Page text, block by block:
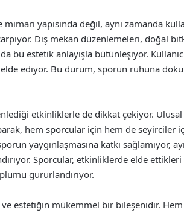
yapısında değil, aynı zamanda
Dış mekan düzenlemeleri, doğal
bu estetik anlayışla bütünleşiyor.
ediyor. Bu durum, sporun ruhuna
etkinliklerle de dikkat çekiyor. Ulusal
hem sporcular için hem de seyirciler
yaygınlaşmasına katkı sağlamıyor,
Sporcular, etkinliklerde elde
gururlandırıyor.
estetiğin mükemmel bir bileşenidir. Hem